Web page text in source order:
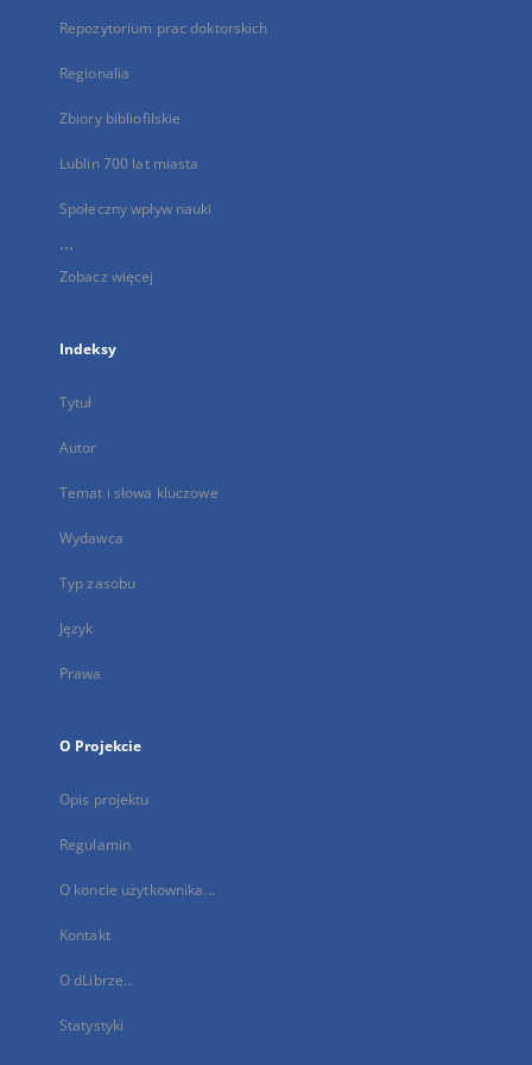
Repozytorium prac doktorskich
Regionalia
Zbiory bibliofilskie
Lublin 700 lat miasta
Społeczny wpływ nauki
...
Zobacz więcej
Indeksy
Tytuł
Autor
Temat i słowa kluczowe
Wydawca
Typ zasobu
Język
Prawa
O Projekcie
Opis projektu
Regulamin
O koncie użytkownika...
Kontakt
O dLibrze...
Statystyki